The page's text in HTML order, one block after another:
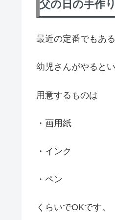
父の日の手作
最近の定番でもあ
幼児さんがやると
用意するものは
・画用紙
・インク
・ペン
くらいでOKです。